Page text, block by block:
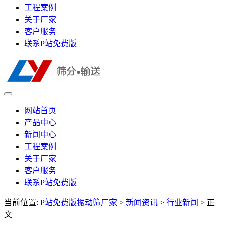
工程案例
关于厂家
客户服务
联系P站免费版
网站首页
产品中心
新闻中心
工程案例
关于厂家
客户服务
联系P站免费版
当前位置: P站免费版振动筛厂家 > 新闻资讯 > 行业新闻 > 正
文